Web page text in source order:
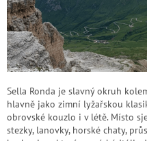
Sella Ronda je slavný okruh
hlavně jako zimní lyžařskou
obrovské kouzlo i v létě. Místo
stezky, lanovky, horské chaty,